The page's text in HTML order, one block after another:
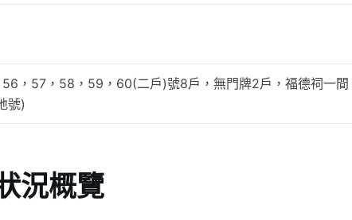
，57，58，59，60(二戶)號8戶，無門牌2戶，福德祠一間
號)
況概覽